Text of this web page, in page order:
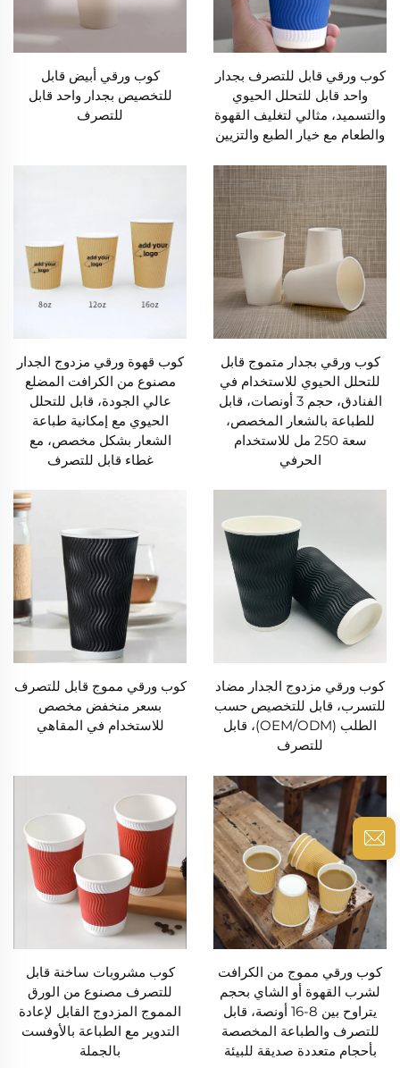
كوب ورقي قابل للتصرف بجدار
واحد قابل للتحلل الحيوي
والتسميد، مثالي لتغليف القهوة
والطعام مع خيار الطبع والتزيين
كوب ورقي أبيض قابل
للتخصيص بجدار واحد قابل
للتصرف
كوب ورقي بجدار متموج قابل
للتحلل الحيوي للاستخدام في
الفنادق، حجم 3 أونصات، قابل
للطباعة بالشعار المخصص،
سعة 250 مل للاستخدام
الحرفي
كوب قهوة ورقي مزدوج الجدار
مصنوع من الكرافت المضلع
عالي الجودة، قابل للتحلل
الحيوي مع إمكانية طباعة
الشعار بشكل مخصص، مع
غطاء قابل للتصرف
كوب ورقي مزدوج الجدار مضاد
للتسرب، قابل للتخصيص حسب
الطلب (OEM/ODM)، قابل
للتصرف
كوب ورقي مموج قابل للتصرف
بسعر منخفض مخصص
للاستخدام في المقاهي
كوب ورقي مموج من الكرافت
لشرب القهوة أو الشاي بحجم
يتراوح بين 8-16 أونصة، قابل
للتصرف والطباعة المخصصة
بأحجام متعددة صديقة للبيئة
كوب مشروبات ساخنة قابل
للتصرف مصنوع من الورق
المموج المزدوج القابل لإعادة
التدوير مع الطباعة بالأوفست
بالجملة